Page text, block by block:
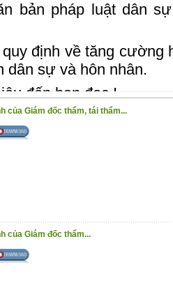
bản pháp luật dân
định về tăng cường
dân sự và hôn nhân.
đến bạn đọc !
của Giám đốc thẩm, tái thẩm...
của Giám đốc thẩm...